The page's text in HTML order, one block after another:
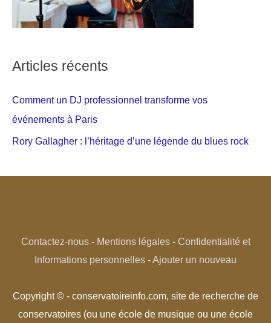
Articles récents
Comment un DJ professionnel transforme vos
événements à Paris
Rory Gallagher : l’héritage d’une légende du blues rock
Contactez-nous- Mentions légales- Confidentialité et
Informations personnelles -Ajouter un nouveau
Copyright © - conservatoireinfo.com, site de recherche de
conservatoires (ou une école de musique ou une école